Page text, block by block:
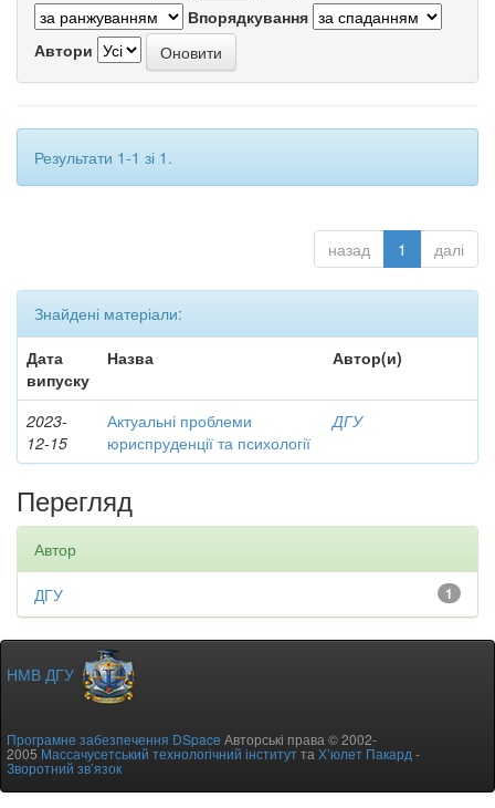
Впорядкування
Автори
Результати 1-1 зі 1.
назад 1 далі
Знайдені матеріали:
Дата
випуску
Назва Автор(и)
2023-
12-15
Актуальні проблеми
юриспруденції та психології
ДГУ
Перегляд
Автор
1
ДГУ
НМВ ДГУ
Програмне забезпечення DSpace Авторські права © 2002-
2005Массачусетський технологічний інститутта Х’юлет Пакард -
Зворотний зв’язок